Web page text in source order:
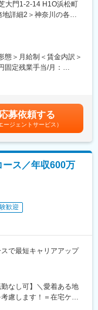
ループ法人としての一
安全で安心な医療介護
の医療サービス、医療
ジしていきたいと思っ
の上場も見据え運営し
、税理士との連携など
介護施設の運営を引き
護を守り発展させてい
を運営しています。
始したことが事業の始
法人の今後のより良い
化を加速していき、今
、患者さんたちへの最
は働きやすさと十分な
での医療介護サービス
きく成長していくこと
者の数が増え続け、そ
減少していきます。
安全で安心な医療介護
の医療サービス、医療
大門1-2-14 H1O浜松町
詳細2＞神奈川の各施
禁煙＜勤務地詳細3＞
：屋内全面禁煙変更の
態＞月給制＜賃金内訳＞
定残業手当/月：
する可能性がありま
す。
応募依頼する
ージェントサービス）
ース／年収600万
歓迎
で最短キャリアアップ
なし可】＼愛着ある地
慮します！＝在宅ケア